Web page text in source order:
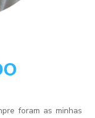
foram as minhas